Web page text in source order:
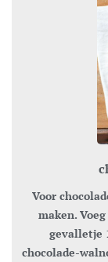
Voor chocolade kun je ons midden in de nacht wakker
maken.
gevalletje
chocolade-